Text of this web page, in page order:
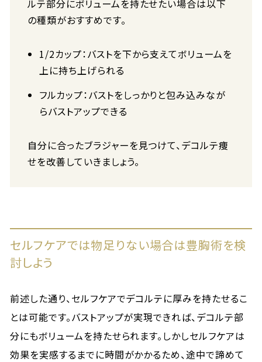
ルテ部分にボリュームを持たせたい場合は以下
の種類がおすすめです。
1/2カップ：バストを下から支えてボリュームを
上に持ち上げられる
フルカップ：バストをしっかりと包み込みなが
らバストアップできる
自分に合ったブラジャーを見つけて、デコルテ痩
せを改善していきましょう。
セルフケアでは物足りない場合は豊胸術を検
討しよう
前述した通り、セルフケアでデコルテに厚みを持たせるこ
とは可能です。バストアップが実現できれば、デコルテ部
分にもボリュームを持たせられます。しかしセルフケアは
効果を実感するまでに時間がかかるため、途中で諦めて